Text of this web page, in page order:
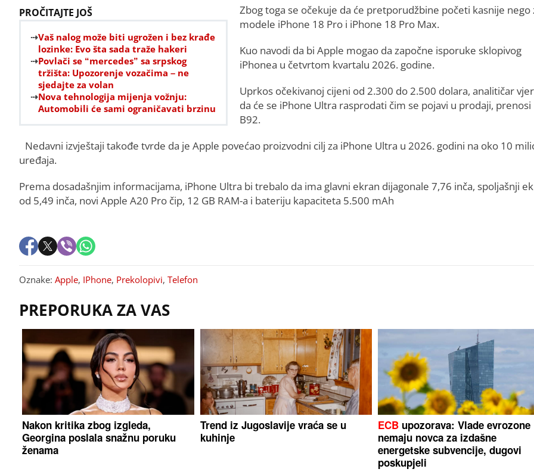
PROČITAJTE JOŠ
Vaš nalog može biti ugrožen i bez krađe
lozinke: Evo šta sada traže hakeri
Povlači se “mercedes” sa srpskog
tržišta: Upozorenje vozačima – ne
sjedajte za volan
Nova tehnologija mijenja vožnju:
Automobili će sami ograničavati brzinu
Zbog toga se očekuje da će pretporudžbine početi kasnije nego
modele iPhone 18 Pro i iPhone 18 Pro Max.
Kuo navodi da bi Apple mogao da započne isporuke sklopivog
iPhonea u četvrtom kvartalu 2026. godine.
Uprkos očekivanoj cijeni od 2.300 do 2.500 dolara, analitičar
da će se iPhone Ultra rasprodati čim se pojavi u prodaji, prenosi
B92.
Nedavni izvještaji takođe tvrde da je Apple povećao proizvodni cilj za iPhone Ultra u 2026. godini na oko 10
uređaja.
Prema dosadašnjim informacijama, iPhone Ultra bi trebalo da ima glavni ekran dijagonale 7,76 inča, spoljašnji
od 5,49 inča, novi Apple A20 Pro čip, 12 GB RAM-a i bateriju kapaciteta 5.500 mAh
Oznake: Apple, IPhone, Prekolopivi, Telefon
PREPORUKA ZA VAS
Nakon kritika zbog izgleda,
Georgina poslala snažnu poruku
ženama
Trend iz Jugoslavije vraća se u
kuhinje
ECB upozorava: Vlade evrozone
nemaju novca za izdašne
energetske subvencije, dugovi
poskupjeli